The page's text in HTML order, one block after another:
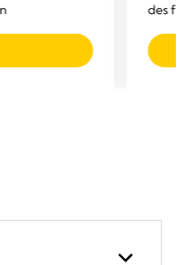
des